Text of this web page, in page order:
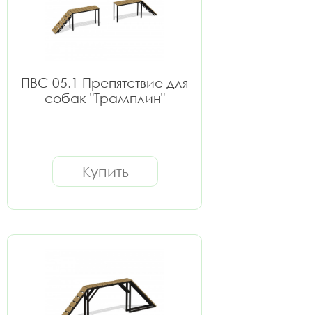
ПВС-05.1 Препятствие для
собак "Трамплин"
Купить